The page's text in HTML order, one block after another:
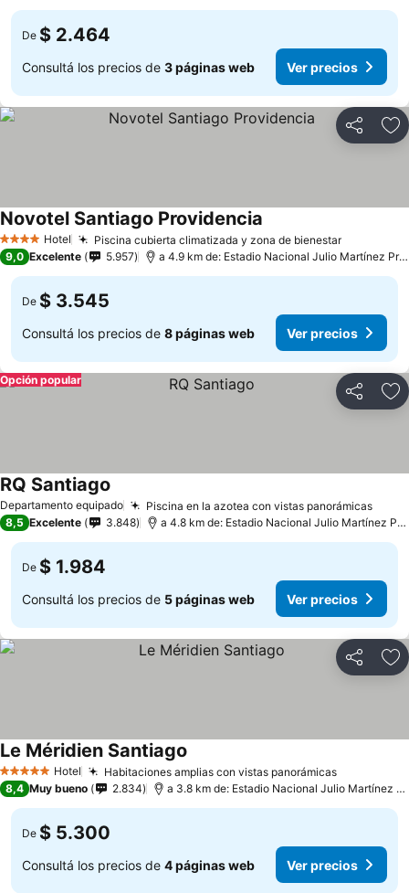
De $ 2.464
Consultá los precios de 3 páginas web Ver precios
Compartir
4 EstrellasHotel Piscina cubierta climatizada y zona de bienestar
Novotel Santiago Providencia
9,0 Excelente 5.957 a 4.9 km de: Estadio Nacional Julio Martínez Prádanos
De $ 3.545
Consultá los precios de 8 páginas web Ver precios
Compartir
Opción popular
Departamento equipado Piscina en la azotea con vistas panorámicas
RQ Santiago
8,5 Excelente 3.848 a 4.8 km de: Estadio Nacional Julio Martínez Prádanos
De $ 1.984
Consultá los precios de 5 páginas web Ver precios
Compartir
5 Estrellas Hotel Habitaciones amplias con vistas panorámicas
Le Méridien Santiago
8,4 Muy bueno 2.834 a 3.8 km de: Estadio Nacional Julio Martínez Prádanos
De $ 5.300
Consultá los precios de 4 páginas web Ver precios